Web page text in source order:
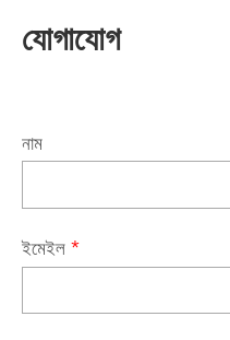
যোগাযোগ
নাম
ইমেইল *